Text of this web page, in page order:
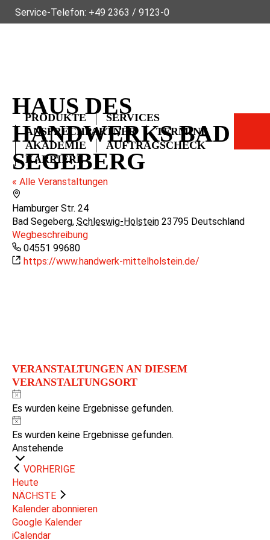
Service-Telefon: +49 2363 / 9123-0
PRODUKTE
SERVICES
ANSPRECHPARTNER
TERMINE
AKADEMIE
AUFTRAGSCHECK
KARRIERE
HAUS DES
HANDWERKS BAD
SEGEBERG
« Alle Veranstaltungen
Hamburger Str. 24
Bad Segeberg, Schleswig-Holstein 23795 Deutschland
Wegbeschreibung
Telefon
04551 99680
Webseite
https://www.handwerk-mittelholstein.de/
VERANSTALTUNGEN AN DIESEM
VERANSTALTUNGSORT
Hinweis
Es wurden keine Ergebnisse gefunden.
Hinweis
Es wurden keine Ergebnisse gefunden.
Anstehende
VORHERIGEVERANSTALTUNGEN
Heute
NÄCHSTE VERANSTALTUNGEN
Kalender abonnieren
Google Kalender
iCalendar